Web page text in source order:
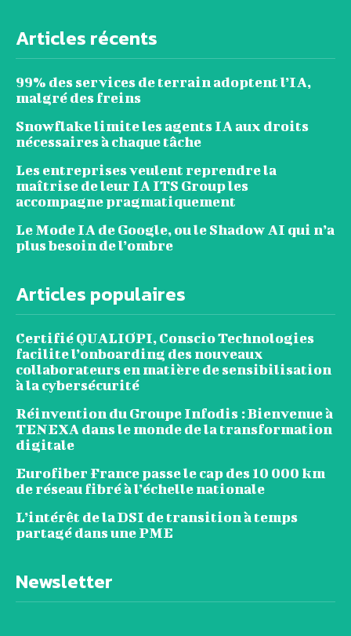
Articles récents
99% des services de terrain adoptent l’IA,
malgré des freins
Snowflake limite les agents IA aux droits
nécessaires à chaque tâche
Les entreprises veulent reprendre la
maîtrise de leur IA ITS Group les
accompagne pragmatiquement
Le Mode IA de Google, ou le Shadow AI qui n’a
plus besoin de l’ombre
Articles populaires
Certifié QUALIOPI, Conscio Technologies
facilite l’onboarding des nouveaux
collaborateurs en matière de sensibilisation
à la cybersécurité
Réinvention du Groupe Infodis : Bienvenue à
TENEXA dans le monde de la transformation
digitale
Eurofiber France passe le cap des 10 000 km
de réseau fibré à l’échelle nationale
L’intérêt de la DSI de transition à temps
partagé dans une PME
Newsletter